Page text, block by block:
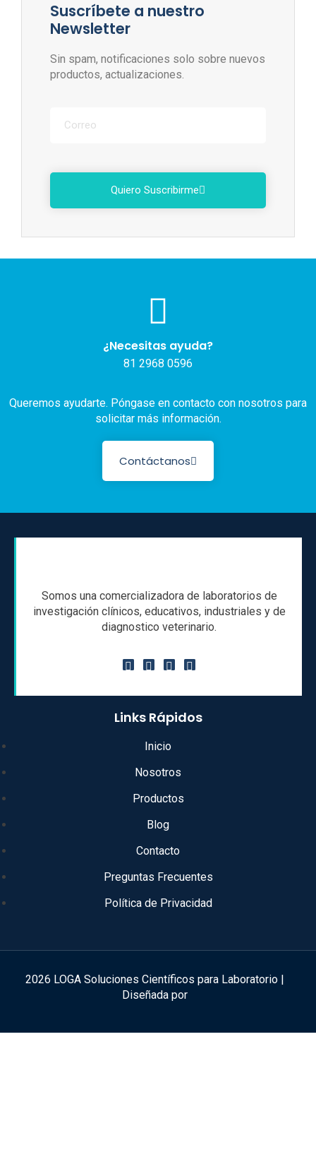
Suscríbete a nuestro
Newsletter
Sin spam, notificaciones solo sobre nuevos
productos, actualizaciones.
Quiero Suscribirme
¿Necesitas ayuda?
81 2968 0596
Queremos ayudarte. Póngase en contacto con nosotros para
solicitar más información.
Contáctanos
Somos una comercializadora de laboratorios de
investigación clínicos, educativos, industriales y de
diagnostico veterinario.
Links Rápidos
Inicio
Nosotros
Productos
Blog
Contacto
Preguntas Frecuentes
Política de Privacidad
2026 LOGA Soluciones Científicos para Laboratorio |
Diseñada por